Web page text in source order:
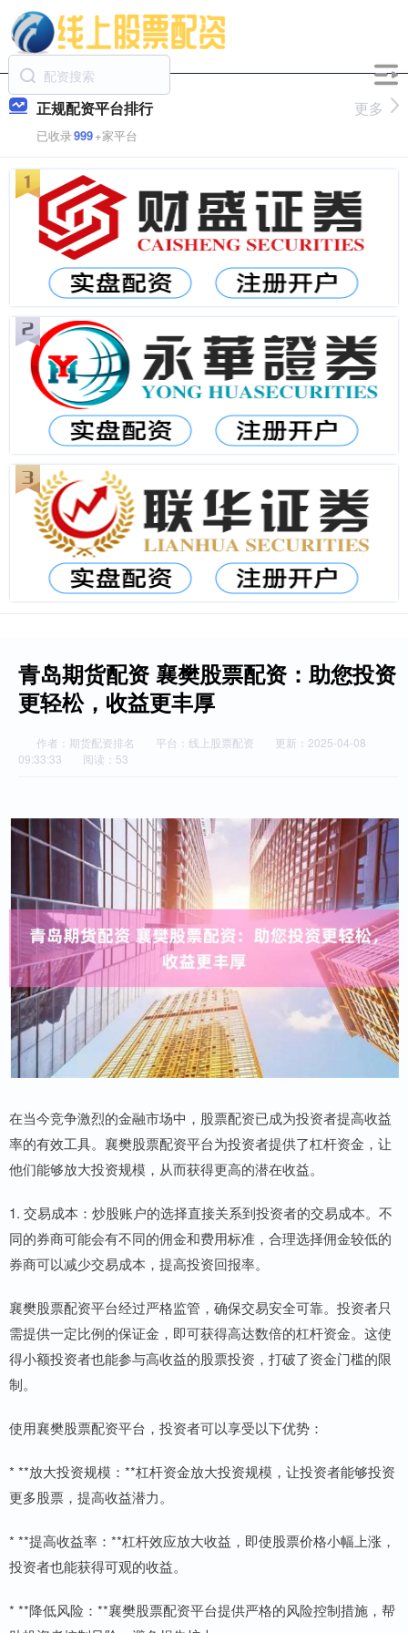
正规配资平台排行
已收录999+家平台
更多
青岛期货配资 襄樊股票配资：助您投资
更轻松，收益更丰厚
作者：期货配资排名 平台：线上股票配资
更新：2025-04-08
09:33:33
阅读：53
在当今竞争激烈的金融市场中，股票配资已成为投资者提高收益
率的有效工具。襄樊股票配资平台为投资者提供了杠杆资金，让
他们能够放大投资规模，从而获得更高的潜在收益。
1. 交易成本：炒股账户的选择直接关系到投资者的交易成本。不
同的券商可能会有不同的佣金和费用标准，合理选择佣金较低的
券商可以减少交易成本，提高投资回报率。
襄樊股票配资平台经过严格监管，确保交易安全可靠。投资者只
需提供一定比例的保证金，即可获得高达数倍的杠杆资金。这使
得小额投资者也能参与高收益的股票投资，打破了资金门槛的限
制。
使用襄樊股票配资平台，投资者可以享受以下优势：
* **放大投资规模：**杠杆资金放大投资规模，让投资者能够投资
更多股票，提高收益潜力。
* **提高收益率：**杠杆效应放大收益，即使股票价格小幅上涨，
投资者也能获得可观的收益。
* **降低风险：**襄樊股票配资平台提供严格的风险控制措施，帮